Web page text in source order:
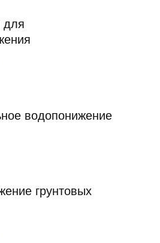
для
водопонижение
грунтовых